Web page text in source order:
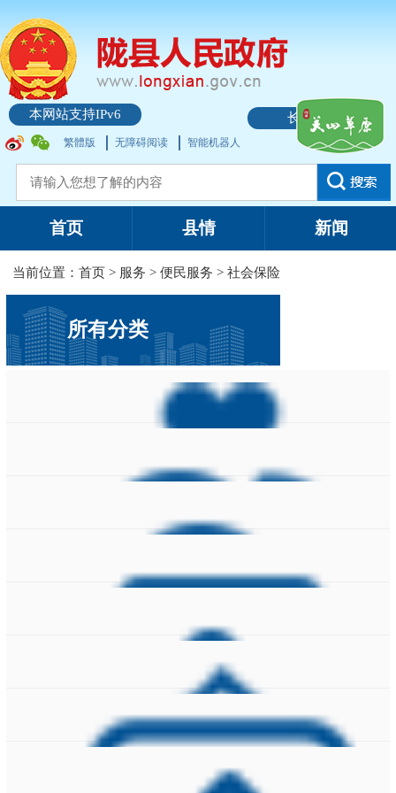
本网站支持IPv6 长者模式
繁體版 无障碍阅读 智能机器人
首页 县情 新闻
当前位置：首页 > 服务 >便民服务 >社会保险
所有分类